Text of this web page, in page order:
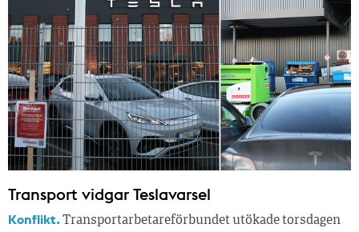
Transport vidgar Teslavarsel
Konflikt.Transportarbetareförbundet utökade torsdagen